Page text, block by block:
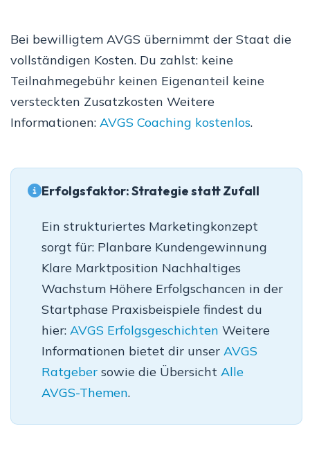
Bei bewilligtem AVGS übernimmt der Staat die
vollständigen Kosten. Du zahlst: keine
Teilnahmegebühr keinen Eigenanteil keine
versteckten Zusatzkosten Weitere
Informationen: AVGS Coaching kostenlos.
Erfolgsfaktor: Strategie statt Zufall
Ein strukturiertes Marketingkonzept
sorgt für: Planbare Kundengewinnung
Klare Marktposition Nachhaltiges
Wachstum Höhere Erfolgschancen in der
Startphase Praxisbeispiele findest du
hier: AVGS Erfolgsgeschichten Weitere
Informationen bietet dir unser AVGS
Ratgeber sowie die Übersicht Alle
AVGS-Themen.